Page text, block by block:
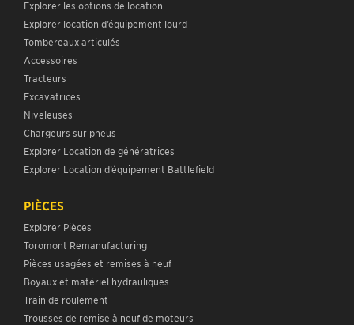
Explorer les options de location
Explorer location d’équipement lourd
Tombereaux articulés
Accessoires
Tracteurs
Excavatrices
Niveleuses
Chargeurs sur pneus
Explorer Location de génératrices
Explorer Location d’équipement Battlefield
PIÈCES
Explorer Pièces
Toromont Remanufacturing
Pièces usagées et remises à neuf
Boyaux et matériel hydrauliques
Train de roulement
Trousses de remise à neuf de moteurs